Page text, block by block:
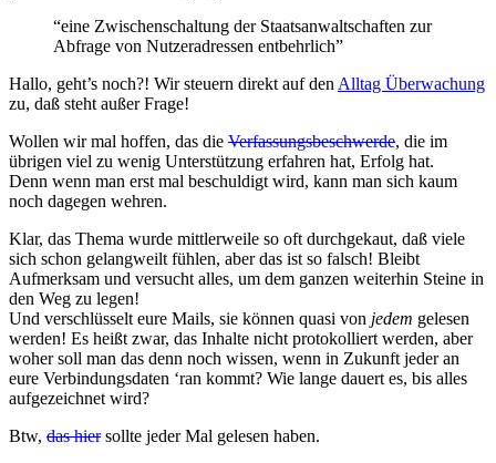
“eine Zwischenschaltung der Staatsanwaltschaften zur
Abfrage von Nutzeradressen entbehrlich”
Hallo, geht’s noch?! Wir steuern direkt auf denAlltag Überwachung
zu, daß steht außer Frage!
Wollen wir mal hoffen, das die Verfassungsbeschwerde, die im
übrigen viel zu wenig Unterstützung erfahren hat, Erfolg hat.
Denn wenn man erst mal beschuldigt wird, kann man sich kaum
noch dagegen wehren.
Klar, das Thema wurde mittlerweile so oft durchgekaut, daß viele
sich schon gelangweilt fühlen, aber das ist so falsch! Bleibt
Aufmerksam und versucht alles, um dem ganzen weiterhin Steine in
den Weg zu legen!
Und verschlüsselt eure Mails, sie können quasi von jedem gelesen
werden! Es heißt zwar, das Inhalte nicht protokolliert werden, aber
woher soll man das denn noch wissen, wenn in Zukunft jeder an
eure Verbindungsdaten ‘ran kommt? Wie lange dauert es, bis alles
aufgezeichnet wird?
Btw, das hiersollte jeder Mal gelesen haben.